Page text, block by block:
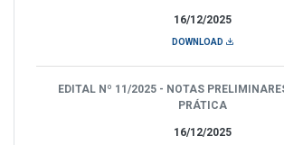
16/12/2025
DOWNLOAD
16/12/2025
EDITAL Nº 11/2025 - NOTAS
PRÁTICA